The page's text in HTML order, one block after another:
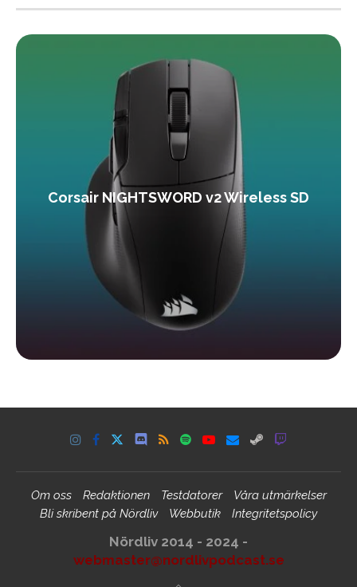
Corsair NIGHTSWORD v2 Wireless SD
Om oss Redaktionen Testdatorer
Våra utmärkelser
Bli skribent på Nördliv
Webbutik Integritetspolicy
Nördliv 2014 - 2024 -
webmaster@nordlivpodcast.se